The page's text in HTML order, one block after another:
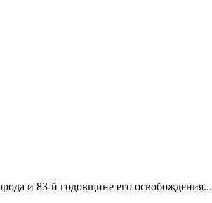
и 83-й годовщине его освобождения...